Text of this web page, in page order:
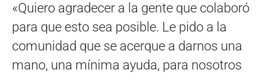
«Quiero agradecer a la gente que colaboró
para que esto sea posible. Le pido a la
comunidad que se acerque a darnos una
mano, una mínima ayuda, para nosotros